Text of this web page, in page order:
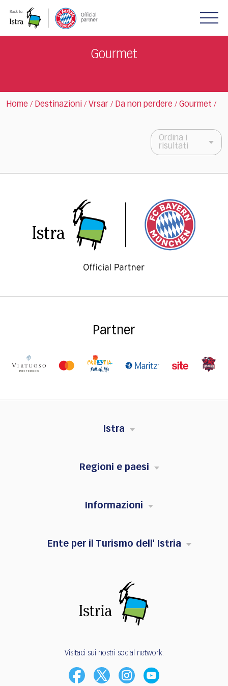
note:
Gourmet
Home / Destinazioni / Vrsar / Da non perdere / Gourmet /
Ordina i
risultati
Partner
Istra
Regioni e paesi
Informazioni
Ente per il Turismo dell' Istria
Visitaci sui nostri social network: